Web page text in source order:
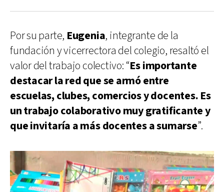
Por su parte, Eugenia, integrante de la
fundación y vicerrectora del colegio, resaltó el
valor del trabajo colectivo: “Es importante
destacar la red que se armó entre
escuelas, clubes, comercios y docentes. Es
un trabajo colaborativo muy gratificante y
que invitaría a más docentes a sumarse”.